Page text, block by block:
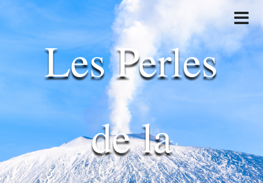
Les Perles
de la